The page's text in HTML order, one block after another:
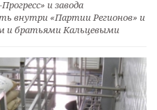
и завода
внутри «Партии Регионов» и
и братьями Кальцевыми